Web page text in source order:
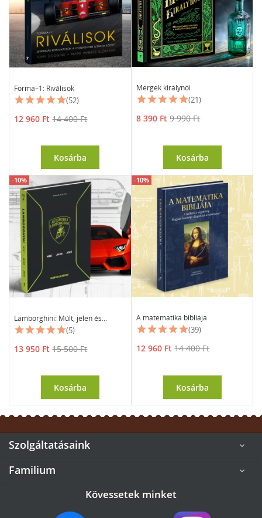
Forma–1: Riválisok
(52)
Ár
12 960 Ft Normál
ár
14 400 Ft
Kosárba
Mérgek királynői
(21)
Ár
8 390 Ft Normál
ár
9 990 Ft
Kosárba
-10%
Lamborghini: Múlt, jelen és...
(5)
Ár
13 950 Ft Normál
ár
15 500 Ft
Kosárba
-10%
A matematika bibliája
(39)
Ár
12 960 Ft Normál
ár
14 400 Ft
Kosárba
Szolgáltatásaink 
Familium 
Kövessetek minket